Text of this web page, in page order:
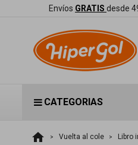
Envíos GRATIS desde
CATEGORIAS
home Vuelta al cole Libro